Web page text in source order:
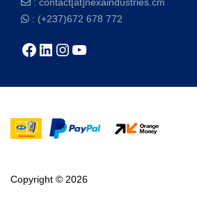
: (+237)672 678 772
Copyright © 2026